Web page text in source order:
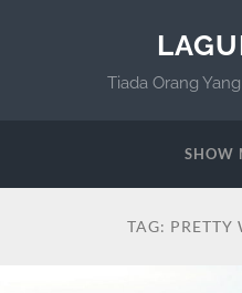
Tiada Orang
SHOW
TAG: PRETTY